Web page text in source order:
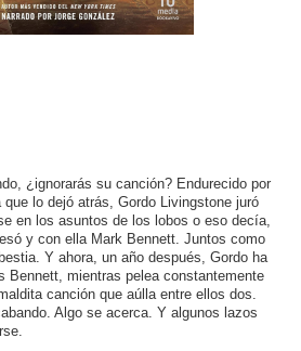
¿ignorarás su canción? Endurecido por
que lo dejó atrás, Gordo Livingstone juró
en los asuntos de los lobos o eso decía,
y con ella Mark Bennett. Juntos como
Y ahora, un año después, Gordo ha
Bennett, mientras pelea constantemente
canción que aúlla entre ellos dos.
Algo se acerca. Y algunos lazos